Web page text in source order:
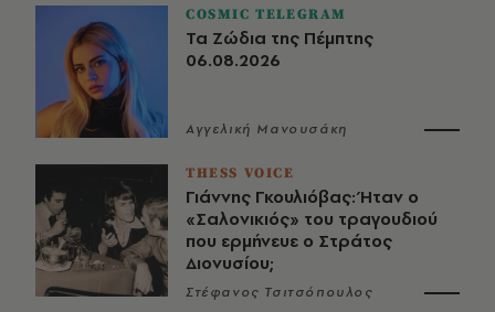
COSMIC TELEGRAM
Τα Ζώδια της Πέμπτης
06.08.2026
Αγγελική Μανουσάκη
THESS VOICE
Γιάννης Γκουλιόβας: Ήταν ο
«Σαλονικιός» του τραγουδιού
που ερμήνευε ο Στράτος
Διονυσίου;
Στέφανος Τσιτσόπουλος